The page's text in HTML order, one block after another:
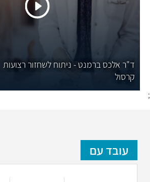
ד"ר אלכס ברמנט - ניתוח לשחזור רצועות
קרסול
;
עובד עם